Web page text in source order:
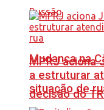
Mudança na
decisão do
MPRJ aciona
a estruturar
situação de